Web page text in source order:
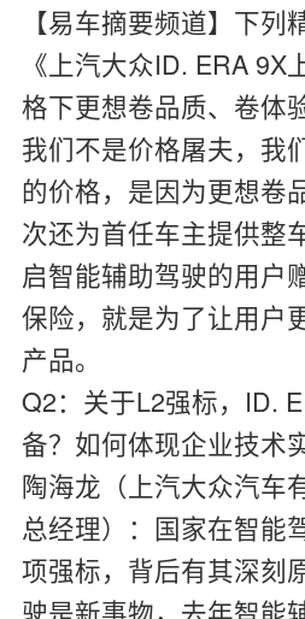
【易车摘要频道】下
《上汽大众ID. ERA 9X
格下更想卷品质、卷体
我们不是价格屠夫，我
的价格，是因为更想卷
次还为首任车主提供整
启智能辅助驾驶的用户
保险，就是为了让用户
产品。
Q2：关于L2强标，ID.
备？如何体现企业技术
陶海龙（上汽大众汽车
总经理）： 国家在智能
项强标，背后有其深刻
驶是新事物，去年智能